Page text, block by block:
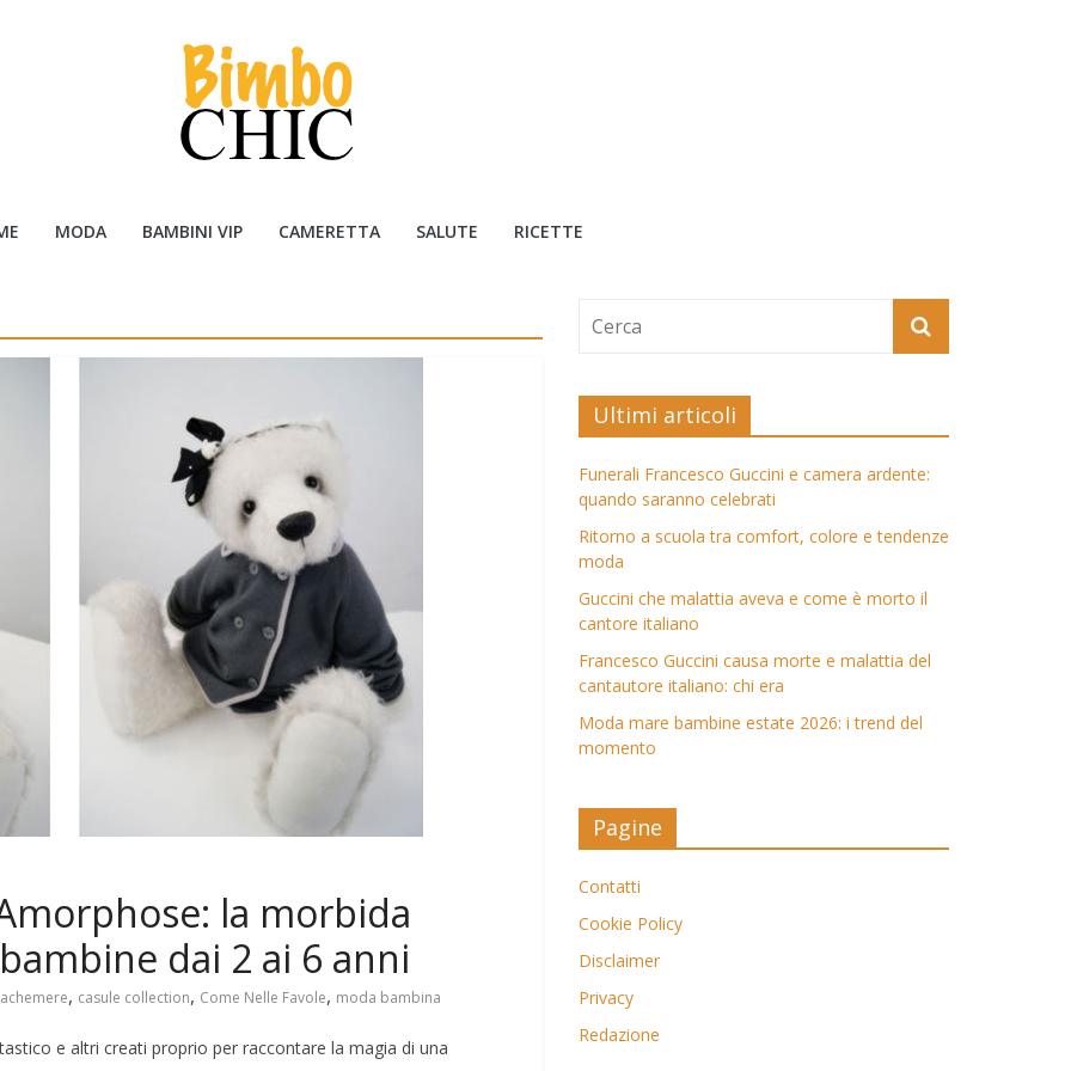
MODA BAMBINI VIP CAMERETTA SALUTE RICETTE
la morbida
dai 2 ai 6 anni
, casule collection, Come Nelle Favole, moda bambina
e altri creati proprio per raccontare la magia di una
Ultimi articoli
Funerali Francesco Guccini e camera ardente:
quando saranno celebrati
Ritorno a scuola tra comfort, colore e tendenze
moda
Guccini che malattia aveva e come è morto il
cantore italiano
Francesco Guccini causa morte e malattia del
cantautore italiano: chi era
Moda mare bambine estate 2026: i trend del
momento
Pagine
Contatti
Cookie Policy
Disclaimer
Privacy
Redazione